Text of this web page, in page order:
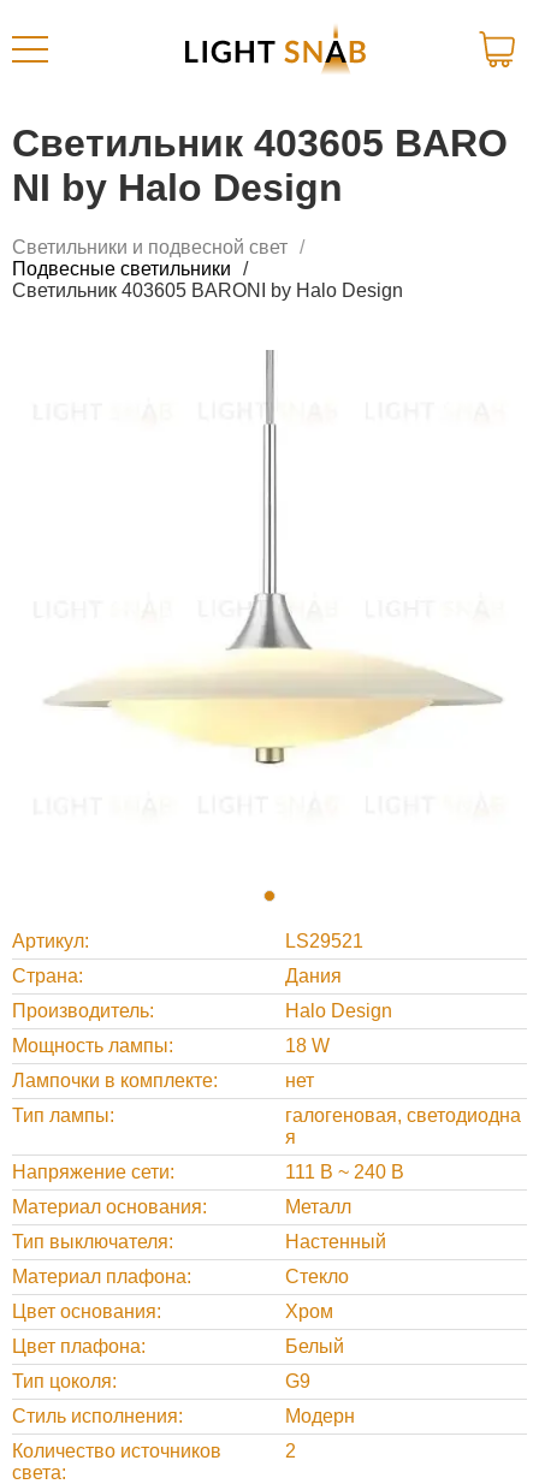
Светильник 403605 BARO
NI by Halo Design
Светильники и подвесной свет
Подвесные светильники
Светильник 403605 BARONI by Halo Design
Артикул
LS29521
Страна
Дания
Производитель
Halo Design
Мощность лампы
18 W
Лампочки в комплекте
нет
Тип лампы
галогеновая, светодиодна
я
Напряжение сети
111 В ~ 240 В
Материал основания
Металл
Тип выключателя
Настенный
Материал плафона
Стекло
Цвет основания
Хром
Цвет плафона
Белый
Тип цоколя
G9
Стиль исполнения
Модерн
Количество источников
света
2